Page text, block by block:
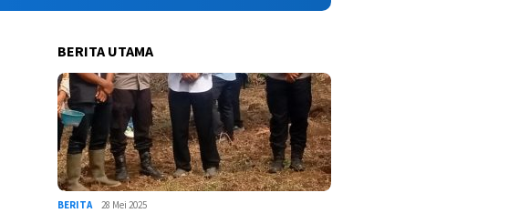
BERITA UTAMA
BERITA 28 Mei 2025